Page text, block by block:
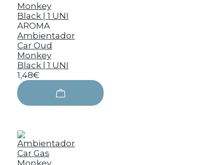
AROMA
Ambientador
Car Oud
Monkey
Black | 1 UNI
1,48€